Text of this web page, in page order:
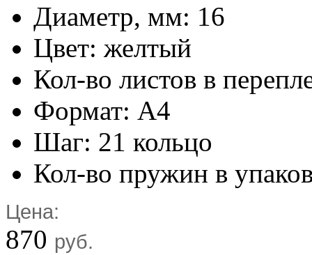
Диаметр, мм: 16
Цвет: желтый
Кол-во листов в
Формат: А4
Шаг: 21 кольцо
Кол-во пружин в
Цена:
870 руб.